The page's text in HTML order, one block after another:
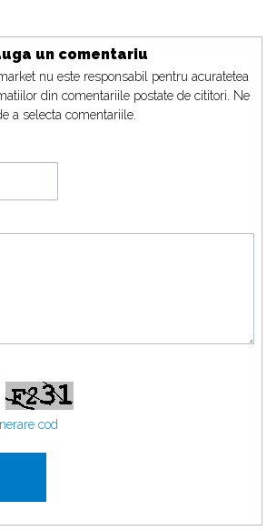
un comentariu
nu este responsabil pentru acuratetea
din comentariile postate de cititori. Ne
a selecta comentariile.
cod